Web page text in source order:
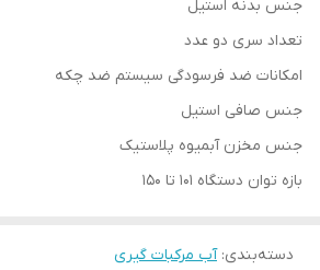
جنس بدنه استیل
تعداد سری دو عدد
امکانات ضد فرسودگی سیستم ضد چکه
جنس صافی استیل
جنس مخزن آبمیوه پلاستیک
بازه توان دستگاه 101 تا 150
دسته‌بندی:آب مرکبات گیری